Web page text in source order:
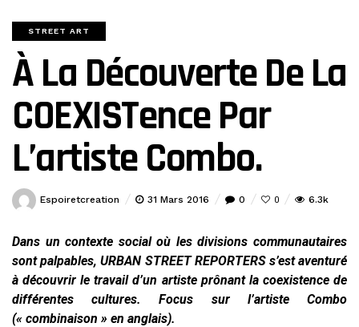
STREET ART
À La Découverte De La
COEXISTence Par
L’artiste Combo.
Espoiretcreation 31 Mars 2016 0 0 6.3k
Dans un contexte social où les divisions communautaires
sont palpables, URBAN STREET REPORTERS s’est aventuré
à découvrir le travail d’un artiste prônant la coexistence de
différentes cultures. Focus sur l’artiste Combo
(« combinaison » en anglais).